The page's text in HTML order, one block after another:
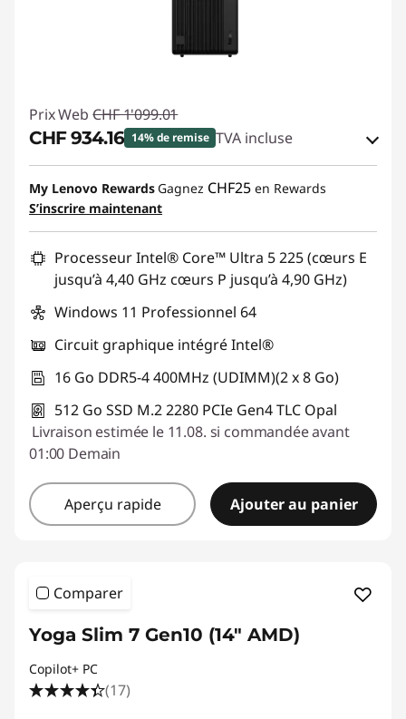
Prix Web CHF 1'099.01
CHF 934.16 14% de remise TVA incluse
Bons de réduction en ligne :-CHF 164.85
Code de réduction :
My Lenovo Rewards Gagnez CHF25 en Rewards
S’inscrire maintenant
Processeur Intel® Core™ Ultra 5 225 (cœurs E
jusqu’à 4,40 GHz cœurs P jusqu’à 4,90 GHz)
Windows 11 Professionnel 64
Circuit graphique intégré Intel®
16 Go DDR5-4 400MHz (UDIMM)(2 x 8 Go)
512 Go SSD M.2 2280 PCIe Gen4 TLC Opal
Livraison estimée le 11.08. si commandée avant
01:00 Demain
Aperçu rapide Ajouter au panier
Comparer
Yoga Slim 7 Gen10 (14" AMD)
Copilot+ PC
(17)